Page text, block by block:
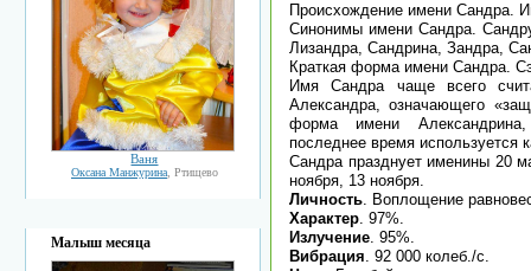
Ваня
Оксана Манжурина, Ртищево
Малыш месяца
Происхождение имени Сандра.
Синонимы имени Сандра.
Лизандра, Сандрина, Зандра,
Краткая форма имени Сандра.
Имя Сандра чаще всего
Александра, означающего
форма имени
последнее время используется
Сандра празднует именины 20
ноября, 13 ноября.
Личность. Воплощение
Характер. 97%.
Излучение. 95%.
Вибрация. 92 000 колеб./с.